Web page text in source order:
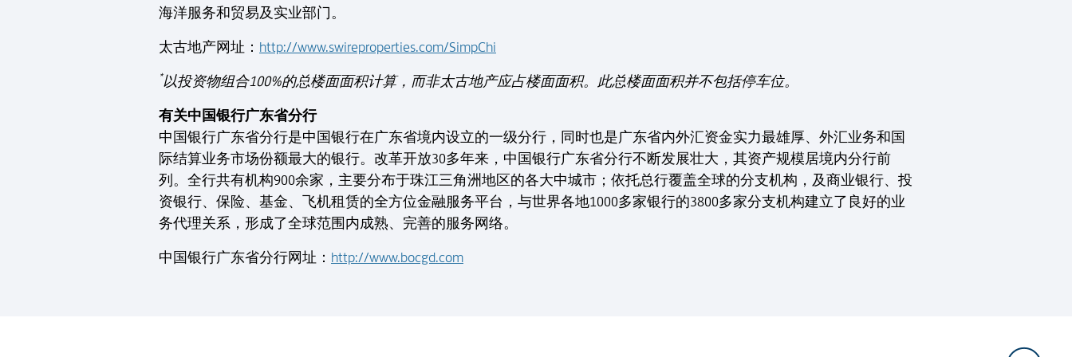
海洋服务和贸易及实业部门。
太古地产网址： http://www.swireproperties.com/SimpChi
*以投资物组合100%的总楼面面积计算，而非太古地产应占楼面面积。此总楼面面积并不包括停车位。
有关中国银行广东省分行
中国银行广东省分行是中国银行在广东省境内设立的一级分行，同时也是广东省内外汇资金实力最雄厚、外汇业务和国
际结算业务市场份额最大的银行。改革开放30多年来，中国银行广东省分行不断发展壮大，其资产规模居境内分行前
列。全行共有机构900余家，主要分布于珠江三角洲地区的各大中城市；依托总行覆盖全球的分支机构，及商业银行、投
资银行、保险、基金、飞机租赁的全方位金融服务平台，与世界各地1000多家银行的3800多家分支机构建立了良好的业
务代理关系，形成了全球范围内成熟、完善的服务网络。
中国银行广东省分行网址： http://www.bocgd.com